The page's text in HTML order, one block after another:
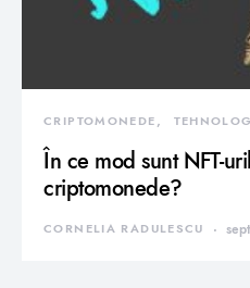
CRIPTOMONEDE
În ce mod sunt NFT-
criptomonede?
CORNELIA RADULESCU